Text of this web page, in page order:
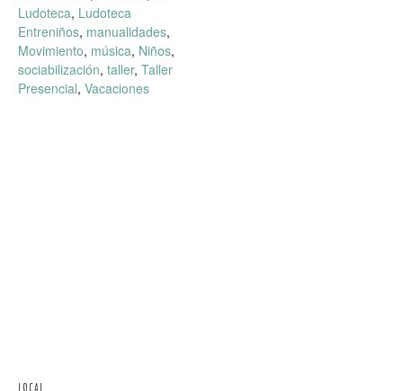
Ludoteca, Ludoteca
Entreniños, manualidades,
Movimiento, música, Niños,
sociabilización, taller, Taller
Presencial, Vacaciones
LOCAL